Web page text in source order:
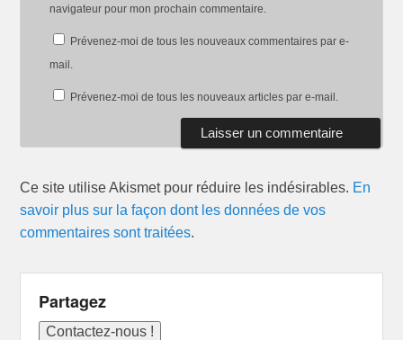
navigateur pour mon prochain commentaire.
Prévenez-moi de tous les nouveaux commentaires par e-
mail.
Prévenez-moi de tous les nouveaux articles par e-mail.
Ce site utilise Akismet pour réduire les indésirables. En
savoir plus sur la façon dont les données de vos
commentaires sont traitées.
Partagez